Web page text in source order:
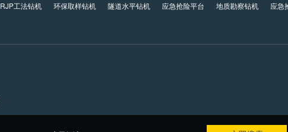
RJP工法钻机 环保取样钻机 隧道水平钻机 应急抢险平台 地质勘察钻机 应急